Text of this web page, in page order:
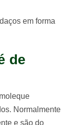
em forma
de
Normalmente
e são do